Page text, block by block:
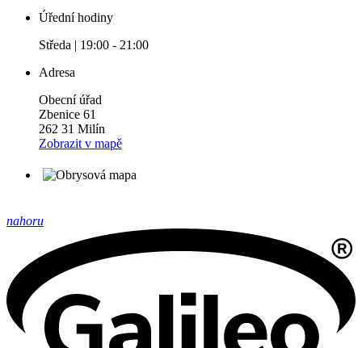
Úřední hodiny
Středa | 19:00 - 21:00
Adresa
Obecní úřad
Zbenice 61
262 31 Milín
Zobrazit v mapě
nahoru